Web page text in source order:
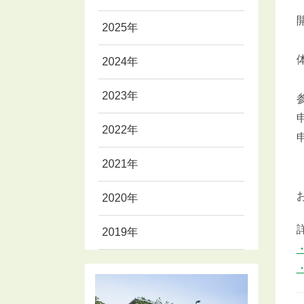
2025年
2024年
2023年
2022年
2021年
2020年
2019年